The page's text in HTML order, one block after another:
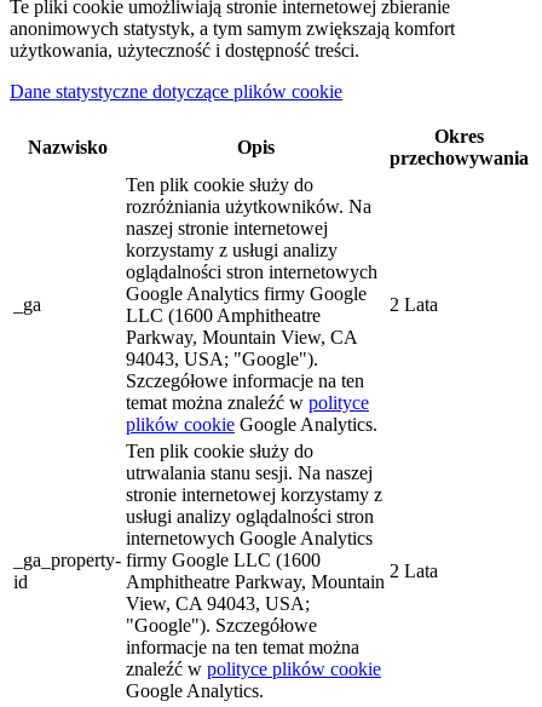
Te pliki cookie umożliwiają stronie internetowej zbieranie
anonimowych statystyk, a tym samym zwiększają komfort
użytkowania, użyteczność i dostępność treści.
Dane statystyczne dotyczące plików cookie
Nazwisko Opis
Okres
przechowywania
_ga
Ten plik cookie służy do
rozróżniania użytkowników. Na
naszej stronie internetowej
korzystamy z usługi analizy
oglądalności stron internetowych
Google Analytics firmy Google
LLC (1600 Amphitheatre
Parkway, Mountain View, CA
94043, USA; "Google").
Szczegółowe informacje na ten
temat można znaleźć w polityce
plików cookie Google Analytics.
2 Lata
_ga_property-
id
Ten plik cookie służy do
utrwalania stanu sesji. Na naszej
stronie internetowej korzystamy z
usługi analizy oglądalności stron
internetowych Google Analytics
firmy Google LLC (1600
Amphitheatre Parkway, Mountain
View, CA 94043, USA;
"Google"). Szczegółowe
informacje na ten temat można
znaleźć w polityce plików cookie
Google Analytics.
2 Lata